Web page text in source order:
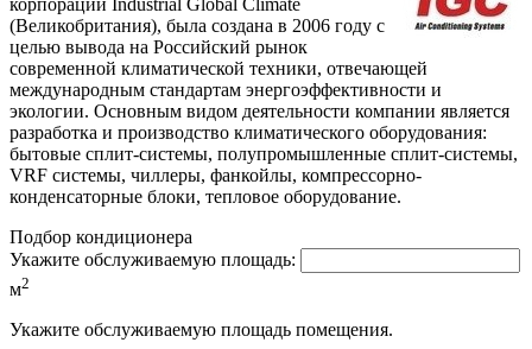
корпорации Industrial Global Climate
(Великобритания), была создана в 2006 году с
целью вывода на Российский рынок
современной климатической техники, отвечающей
международным стандартам энергоэффективности и
экологии. Основным видом деятельности компании является
разработка и производство климатического оборудования:
бытовые сплит-системы, полупромышленные сплит-системы,
VRF системы, чиллеры, фанкойлы, компрессорно-
конденсаторные блоки, тепловое оборудование.
Подбор кондиционера
Укажите обслуживаемую площадь:
м2
Укажите обслуживаемую площадь помещения.